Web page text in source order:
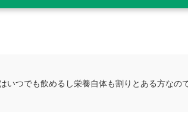
いつでも飲めるし栄養自体も割りとある方なの